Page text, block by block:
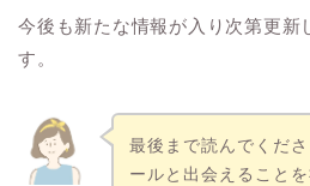
今後も新たな情報が入り次第更新
す。
最後まで読んでくだ
ールと出会えること